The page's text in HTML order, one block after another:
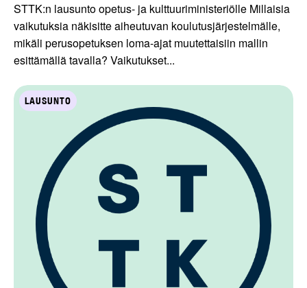
STTK:n lausunto opetus- ja kulttuuriministeriölle Millaisia
vaikutuksia näkisitte aiheutuvan koulutusjärjestelmälle,
mikäli perusopetuksen loma-ajat muutettaisiin mallin
esittämällä tavalla? Vaikutukset...
LAUSUNTO